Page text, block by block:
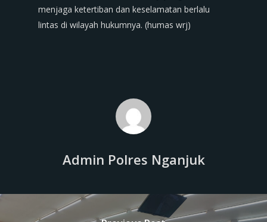
menjaga ketertiban dan keselamatan berlalu
lintas di wilayah hukumnya. (humas wrj)
Admin Polres Nganjuk